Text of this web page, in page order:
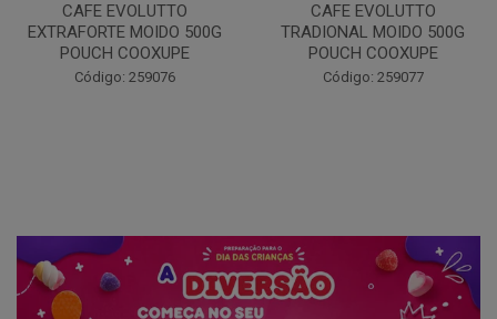
CAFE EVOLUTTO
EXTRAFORTE MOIDO 500G
POUCH COOXUPE
Código: 259076
CAFE EVOLUTTO
TRADIONAL MOIDO 500G
POUCH COOXUPE
Código: 259077